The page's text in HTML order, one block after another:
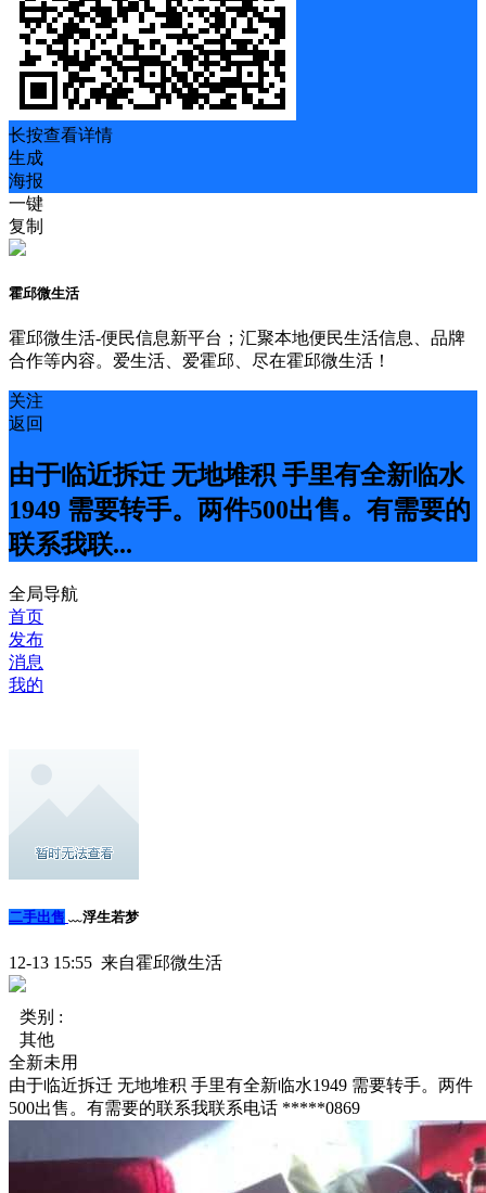
长按查看详情
生成
海报
一键
复制
霍邱微生活
霍邱微生活-便民信息新平台；汇聚本地便民生活信息、品牌
合作等内容。爱生活、爱霍邱、尽在霍邱微生活！
关注
返回
由于临近拆迁 无地堆积 手里有全新临水
1949 需要转手。两件500出售。有需要的
联系我联...
全局导航
首页
发布
消息
我的
二手出售 ﹏浮生若梦
12-13 15:55 来自霍邱微生活
类别 :
其他
全新未用
由于临近拆迁 无地堆积 手里有全新临水1949 需要转手。两件
500出售。有需要的联系我联系电话 *****0869